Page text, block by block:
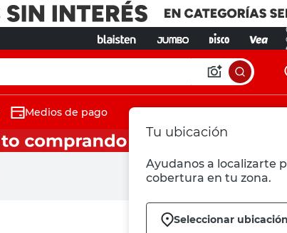
Tu ubicación
Ayudanos a localizarte
cobertura en tu zona.
Seleccionar ubicación
Medios de pago